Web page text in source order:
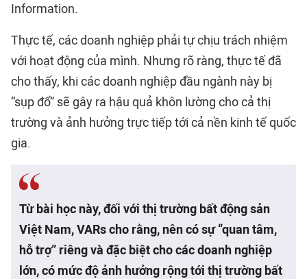
Information.
Thực tế, các doanh nghiệp phải tự chịu trách nhiệm
với hoạt động của mình. Nhưng rõ ràng, thực tế đã
cho thấy, khi các doanh nghiệp đầu ngành này bị
“sụp đổ” sẽ gây ra hậu quả khôn lường cho cả thị
trường và ảnh hưởng trực tiếp tới cả nền kinh tế quốc
gia.
Từ bài học này, đối với thị trường bất động sản
Việt Nam, VARs cho rằng, nên có sự “quan tâm,
hỗ trợ” riêng và đặc biệt cho các doanh nghiệp
lớn, có mức độ ảnh hưởng rộng tới thị trường bất